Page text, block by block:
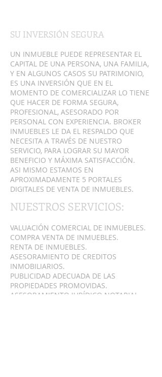
SU INVERSIÓN SEGURA
UN INMUEBLE PUEDE REPRESENTAR EL
CAPITAL DE UNA PERSONA, UNA FAMILIA,
Y EN ALGUNOS CASOS SU PATRIMONIO,
ES UNA INVERSIÓN QUE EN EL
MOMENTO DE COMERCIALIZAR LO TIENE
QUE HACER DE FORMA SEGURA,
PROFESIONAL, ASESORADO POR
PERSONAL CON EXPERIENCIA. BROKER
INMUEBLES LE DA EL RESPALDO QUE
NECESITA A TRAVÉS DE NUESTRO
SERVICIO, PARA LOGRAR SU MAYOR
BENEFICIO Y MÁXIMA SATISFACCIÓN.
ASI MISMO ESTAMOS EN
APROXIMADAMENTE 5 PORTALES
DIGITALES DE VENTA DE INMUEBLES.
NUESTROS SERVICIOS:
VALUACIÓN COMERCIAL DE INMUEBLES.
COMPRA VENTA DE INMUEBLES.
RENTA DE INMUEBLES.
ASESORAMIENTO DE CREDITOS
INMOBILIARIOS.
PUBLICIDAD ADECUADA DE LAS
PROPIEDADES PROMOVIDAS.
ASESORAMIENTO JURÍDICO NOTARIAL.